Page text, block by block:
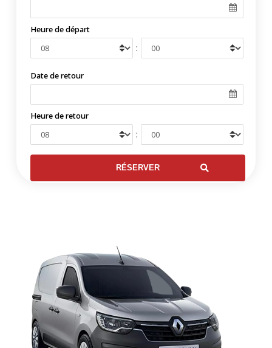
Heure de départ
:
Date de retour
Heure de retour
: